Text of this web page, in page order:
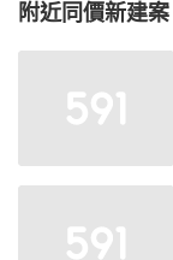
附近同價新建案